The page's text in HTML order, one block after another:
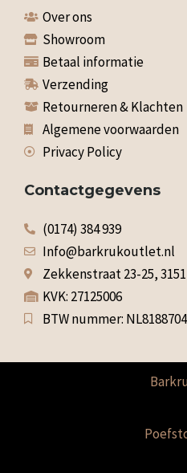
Over ons
Showroom
Betaal informatie
Verzending
Retourneren & Klachten
Algemene voorwaarden
Privacy Policy
Contactgegevens
(0174) 384 939
Info@barkrukoutlet.nl
Zekkenstraat 23-25,
KVK: 27125006
BTW nummer: